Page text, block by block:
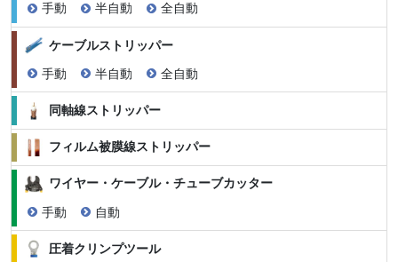
手動 半自動 全自動
ケーブルストリッパー
手動 半自動 全自動
同軸線ストリッパー
フィルム被膜線ストリッパー
ワイヤー・ケーブル・チューブカッター
手動 自動
圧着クリンプツール